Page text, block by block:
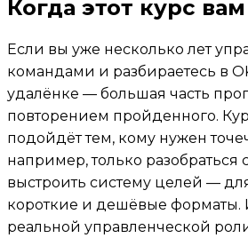
Когда этот курс
Если вы уже несколько лет
командами и разбираетесь в
удалёнке — большая часть
повторением пройденного.
подойдёт тем, кому нужен
например, только
выстроить систему целей —
короткие и дешёвые форматы.
реальной управленческой